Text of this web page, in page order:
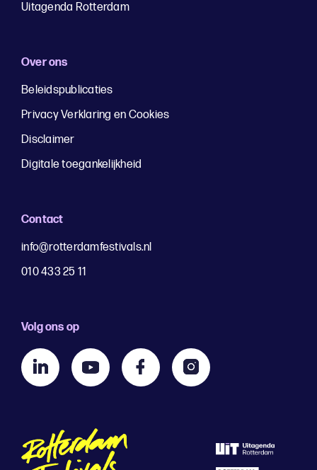
Uitagenda Rotterdam
Over ons
Beleidspublicaties
Privacy Verklaring en Cookies
Disclaimer
Digitale toegankelijkheid
Contact
info@rotterdamfestivals.nl
010 433 25 11
Volg ons op